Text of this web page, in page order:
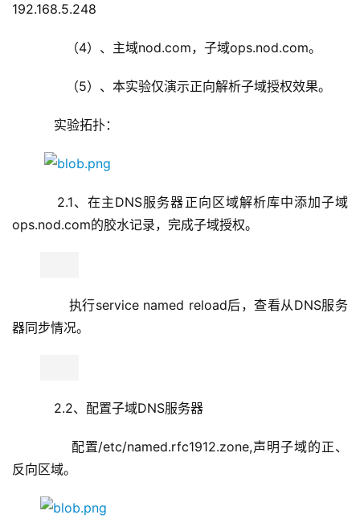
192.168.5.248
（4）、主域nod.com，子域ops.nod.com。
（5）、本实验仅演示正向解析子域授权效果。
实验拓扑：
2.1、在主DNS服务器正向区域解析库中添加子域
ops.nod.com的胶水记录，完成子域授权。
执行service named reload后，查看从DNS服务
器同步情况。
2.2、配置子域DNS服务器
配置/etc/named.rfc1912.zone,声明子域的正、
反向区域。